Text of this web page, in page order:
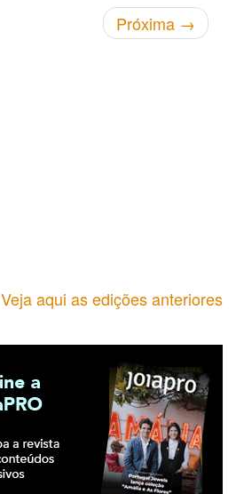
Próxima →
Veja aqui as edições anteriores